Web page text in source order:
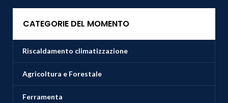
CATEGORIE DEL MOMENTO
Riscaldamento climatizzazione
Agricoltura e Forestale
Ferramenta